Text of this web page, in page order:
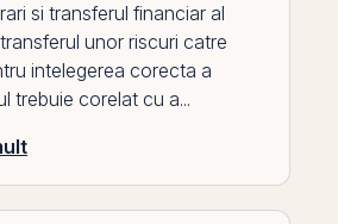
si transferul financiar al
unor riscuri catre
intelegerea corecta a
trebuie corelat cu a...